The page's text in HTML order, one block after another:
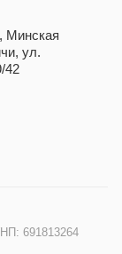
Минская
ул.
42
691813264